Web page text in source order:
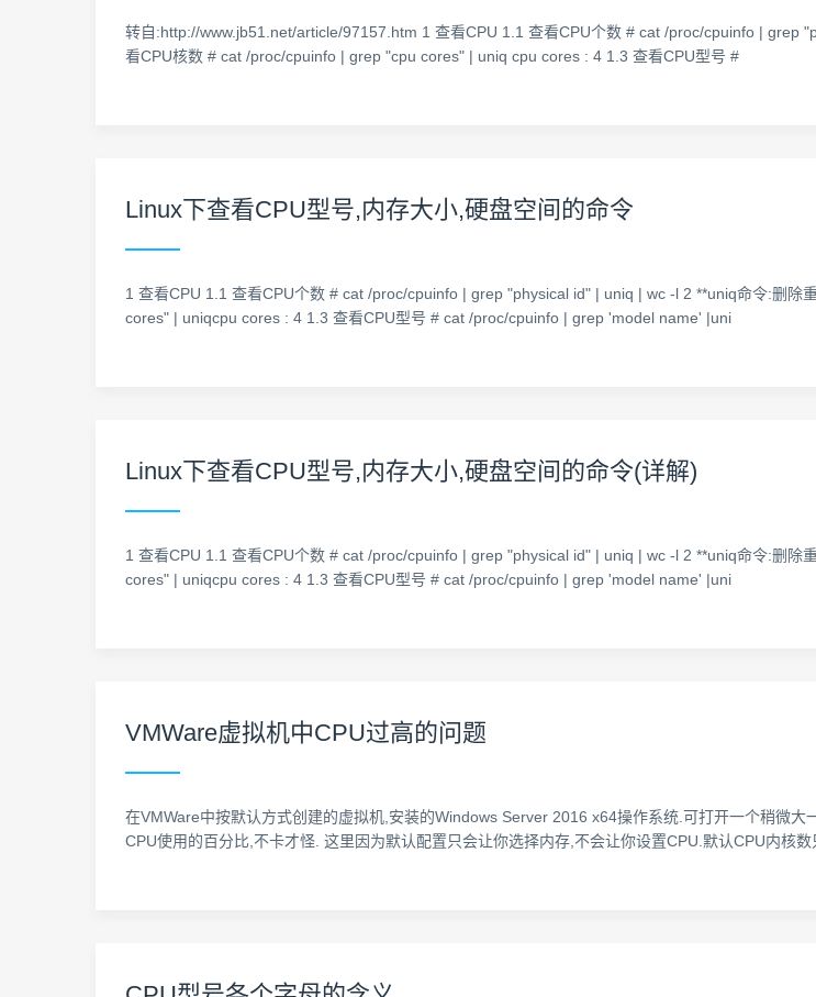
转自:http://www.jb51.net/article/97157.htm 1 查看CPU 1.1 查看CPU个数 # cat /proc/cpuinfo | grep
看CPU核数 # cat /proc/cpuinfo | grep "cpu cores" | uniq cpu cores : 4 1.3 查看CPU型号 #
Linux下查看CPU型号,内存大小,硬盘空间的命令
1 查看CPU 1.1 查看CPU个数 # cat /proc/cpuinfo | grep "physical id" | uniq | wc -l 2 **uniq命令:删
cores" | uniqcpu cores : 4 1.3 查看CPU型号 # cat /proc/cpuinfo | grep 'model name' |uni
Linux下查看CPU型号,内存大小,硬盘空间的命令(详解)
1 查看CPU 1.1 查看CPU个数 # cat /proc/cpuinfo | grep "physical id" | uniq | wc -l 2 **uniq命令:删
cores" | uniqcpu cores : 4 1.3 查看CPU型号 # cat /proc/cpuinfo | grep 'model name' |uni
VMWare虚拟机中CPU过高的问题
在VMWare中按默认方式创建的虚拟机,安装的Windows Server 2016 x64操作系统.可打开一个稍微
CPU使用的百分比,不卡才怪. 这里因为默认配置只会让你选择内存,不会让你设置CPU.默认CPU内核